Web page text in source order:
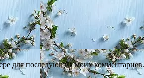
для последующих моих комментариев.